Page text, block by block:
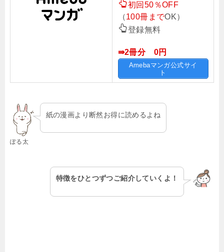
初回50％OFF
（100冊までOK）
登録無料
⇛2冊分 0円
Amebaマンガ公式サイ
ト
ぽる太
紙の漫画より断然お得に読めるよね
特徴をひとつずつご紹介していくよ！